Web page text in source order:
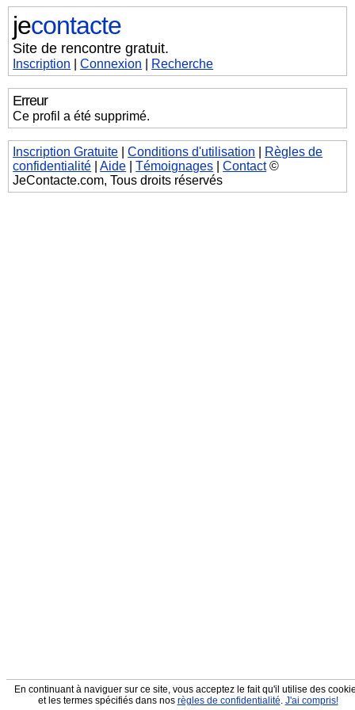
En continuant à naviguer sur ce site, vous acceptez le fait qu'il utilise des
et les termes spécifiés dans nos règles de confidentialité. J'ai compris!
jecontacte
Site de rencontre gratuit.
Inscription |Connexion Recherche
Erreur
Ce profil a été supprimé.
Inscription Gratuite |Conditions d'utilisation
Règles de
confidentialité |Aide |Témoignages |Contact©
JeContacte.com, Tous droits réservés